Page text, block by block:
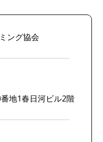
ング協会
地1春日河ビル2階